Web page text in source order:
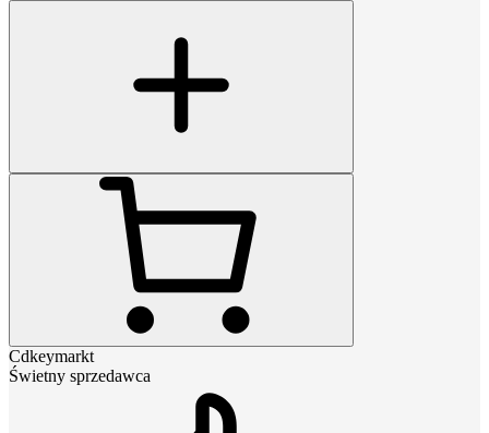
Cdkeymarkt
Świetny sprzedawca